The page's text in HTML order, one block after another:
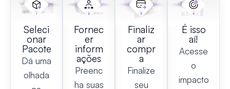
Seleci
onar
Pacote
Dá uma
olhada
Fornec
er
inform
ações
Preenc
ha suas
Finaliz
ar
compr
a
Finalize
seu
É isso
aí!
Acesse
o
impacto